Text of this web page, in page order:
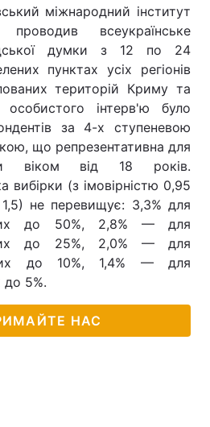
міжнародний інститут
проводив всеукраїнське
думки з 12 по 24
пунктах усіх регіонів
територій Криму та
інтерв'ю було
за 4-х ступеневою
що репрезентативна для
віком від 18 років.
вибірки (з імовірністю 0,95
не перевищує: 3,3% для
до 50%, 2,8% — для
до 25%, 2,0% — для
до 10%, 1,4% — для
до 5%.
НАС